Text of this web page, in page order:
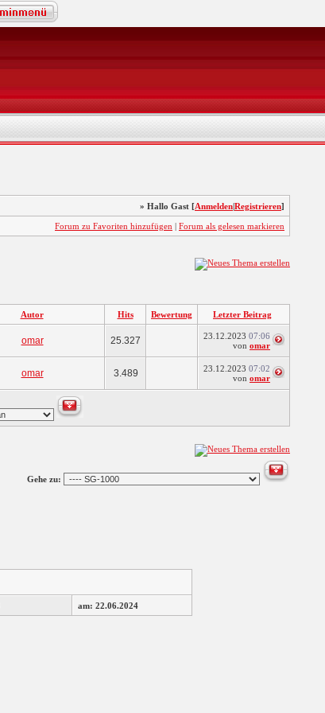
» Hallo Gast [Anmelden|Registrieren]
Forum zu Favoriten hinzufügen | Forum als gelesen markieren
Autor Hits Bewertung Letzter Beitrag
omar 25.327 23.12.2023 07:06
von omar
omar 3.489 23.12.2023 07:02
von omar
Gehe zu:
am: 22.06.2024